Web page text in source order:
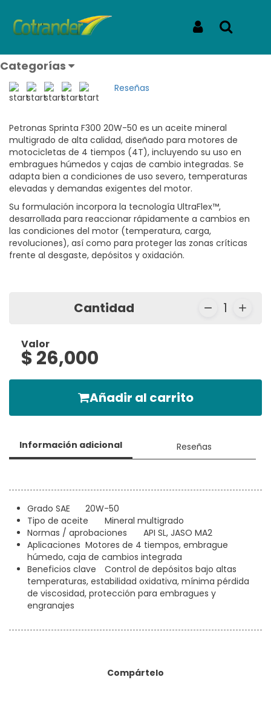
Categorías
PETRONAS SPRINTA F300 4T
REF: SPRINTA F300 4T 20W-50
Reseñas
Petronas Sprinta F300 20W-50 es un aceite mineral
multigrado de alta calidad, diseñado para motores de
motocicletas de 4 tiempos (4T), incluyendo su uso en
embragues húmedos y cajas de cambio integradas. Se
adapta bien a condiciones de uso severo, temperaturas
elevadas y demandas exigentes del motor.
Su formulación incorpora la tecnología UltraFlex™,
desarrollada para reaccionar rápidamente a cambios en
las condiciones del motor (temperatura, carga,
revoluciones), así como para proteger las zonas críticas
frente al desgaste, depósitos y oxidación.
Cantidad 1
Valor
$ 26,000
Añadir al carrito
Información adicional Reseñas
Grado SAE
20W-50
Tipo de aceite
Mineral multigrado
Normas / aprobaciones
API SL, JASO MA2
Aplicaciones Motores de 4 tiempos, embrague
húmedo, caja de cambios integrada
Beneficios clave
Control de depósitos bajo altas
temperaturas, estabilidad oxidativa, mínima pérdida
de viscosidad, protección para embragues y
engranajes
Compártelo